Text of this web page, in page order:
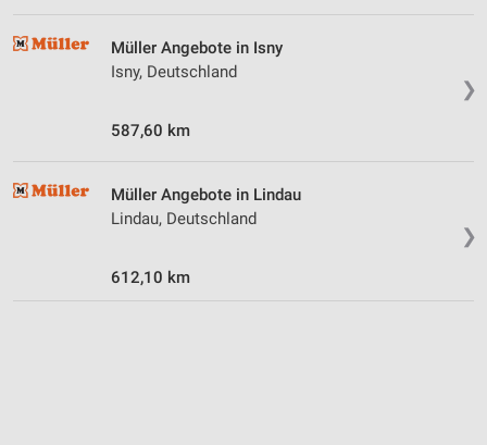
❯
Müller Angebote in Isny
Isny, Deutschland
587,60 km
❯
Müller Angebote in Lindau
Lindau, Deutschland
612,10 km